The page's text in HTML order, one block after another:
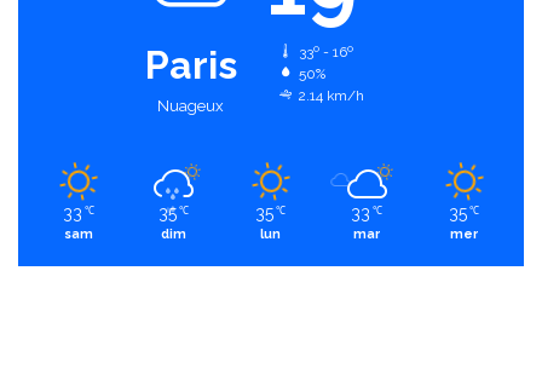
Paris
Nuageux
33º - 16º
50%
2.14 km/h
33 ℃
sam
35 ℃
dim
35 ℃
lun
33 ℃
mar
35 ℃
mer